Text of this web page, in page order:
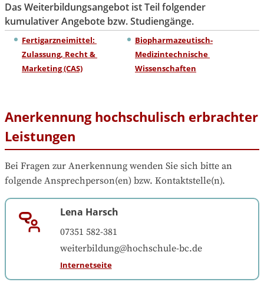
Das Weiterbildungsangebot ist Teil folgender
kumulativer Angebote bzw. Studiengänge.
Fertigarzneimittel:
Zulassung, Recht &
Marketing (CAS)
Biopharmazeutisch-
Medizintechnische
Wissenschaften
Anerkennung hochschulisch erbrachter
Leistungen
Bei Fragen zur Anerkennung wenden Sie sich bitte an
folgende Ansprechperson(en) bzw. Kontaktstelle(n).
Lena Harsch
07351 582-381
weiterbildung@hochschule-bc.de
Internetseite